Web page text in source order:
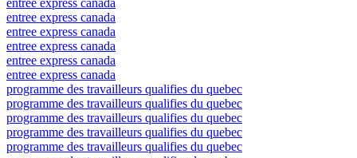
entree express canada
entree express canada
entree express canada
entree express canada
entree express canada
programme des travailleurs qualifies du quebec
programme des travailleurs qualifies du quebec
programme des travailleurs qualifies du quebec
programme des travailleurs qualifies du quebec
programme des travailleurs qualifies du quebec